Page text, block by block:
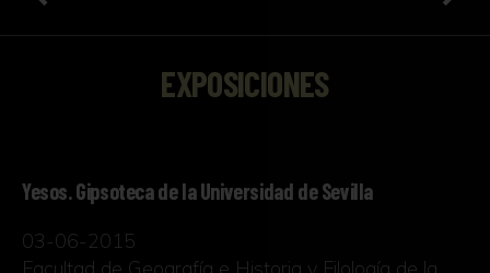
EXPOSICIONES
Yesos. Gipsoteca de la Universidad de Sevilla
03-06-2015